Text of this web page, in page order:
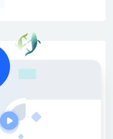
，主要面向互联网创业
值。
业 + 减少信息差 + 见识
价值，也为众多创业者